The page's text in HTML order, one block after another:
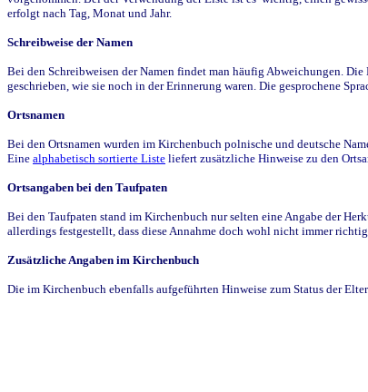
erfolgt nach Tag, Monat und Jahr.
Schreibweise der Namen
Bei den Schreibweisen der Namen findet man häufig Abweichungen.
geschrieben, wie sie noch in der Erinnerung waren. Die gesprochene
Ortsnamen
Bei den Ortsnamen wurden im Kirchenbuch polnische und deutsche
Eine alphabetisch sortierte Liste liefert zusätzliche Hinweise zu den
Ortsangaben bei den Taufpaten
Bei den Taufpaten stand im Kirchenbuch nur selten eine Angabe der
allerdings festgestellt, dass diese Annahme doch wohl nicht immer
Zusätzliche Angaben im Kirchenbuch
Die im Kirchenbuch ebenfalls aufgeführten Hinweise zum Status der